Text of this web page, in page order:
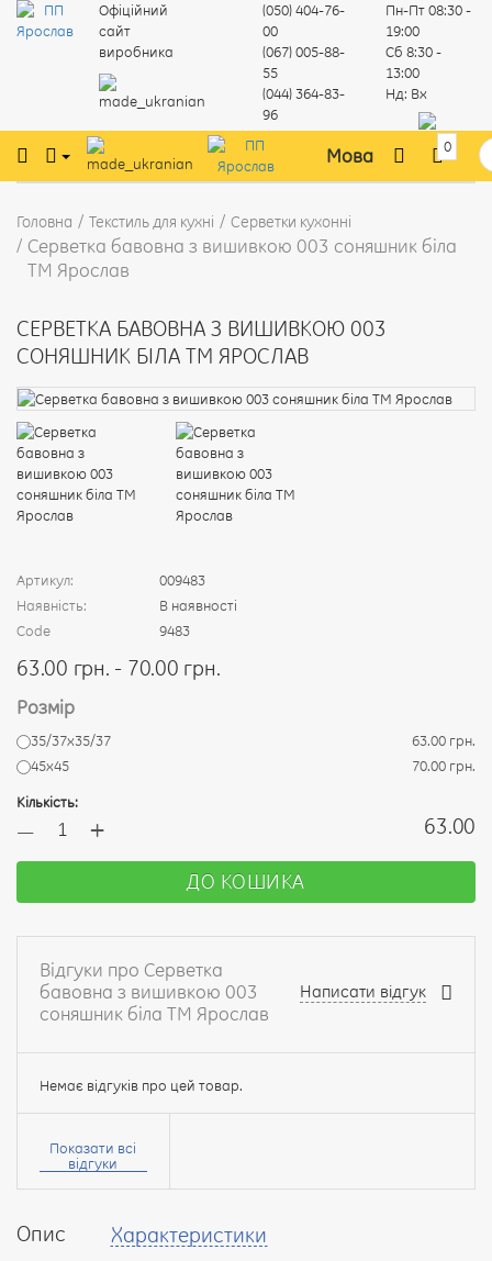
Офіційний
сайт
виробника
(050) 404-76-
00
(067) 005-88-
55
(044) 364-83-
96
Пн-Пт08:30 -
19:00
Сб 8:30 -
13:00
Нд: Вх
Мова 0
Головна Текстиль для кухні Серветки кухонні
Серветка бавовна з вишивкою 003 соняшник біла
ТМ Ярослав
Опис
Характеристики
СЕРВЕТКА БАВОВНА З ВИШИВКОЮ 003
СОНЯШНИК БІЛА ТМ ЯРОСЛАВ
Артикул:
009483
Наявність:
В наявності
Code
9483
63.00 грн. - 70.00 грн.
Розмір
35/37х35/37
63.00 грн.
45х45
70.00 грн.
Кількість:
— + 63.00
ДО КОШИКА
Відгуки про Серветка
бавовна з вишивкою 003
соняшник біла ТМ Ярослав
Написати відгук
Немає відгуків про цей товар.
Ваше
Ваш
Показати всі
відгуки